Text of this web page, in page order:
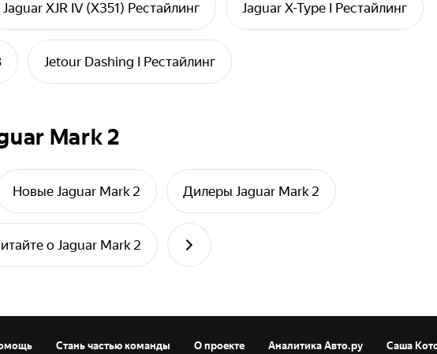
Jaguar XJR IV (X351) Рестайлинг Jaguar X-Type I Рестайлинг
Jetour Dashing I Рестайлинг
Mark 2
Новые Jaguar Mark 2 Дилеры Jaguar Mark 2
о Jaguar Mark 2
Стань частью команды О проекте Аналитика Авто.ру Саша